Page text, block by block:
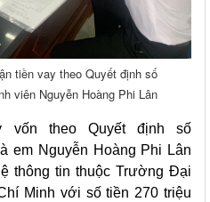
tiền vay theo Quyết định số
viên Nguyễn Hoàng Phi Lân
vốn theo Quyết định số
em Nguyễn Hoàng Phi Lân
thông tin thuộc Trường Đại
Minh với số tiền 270 triệu